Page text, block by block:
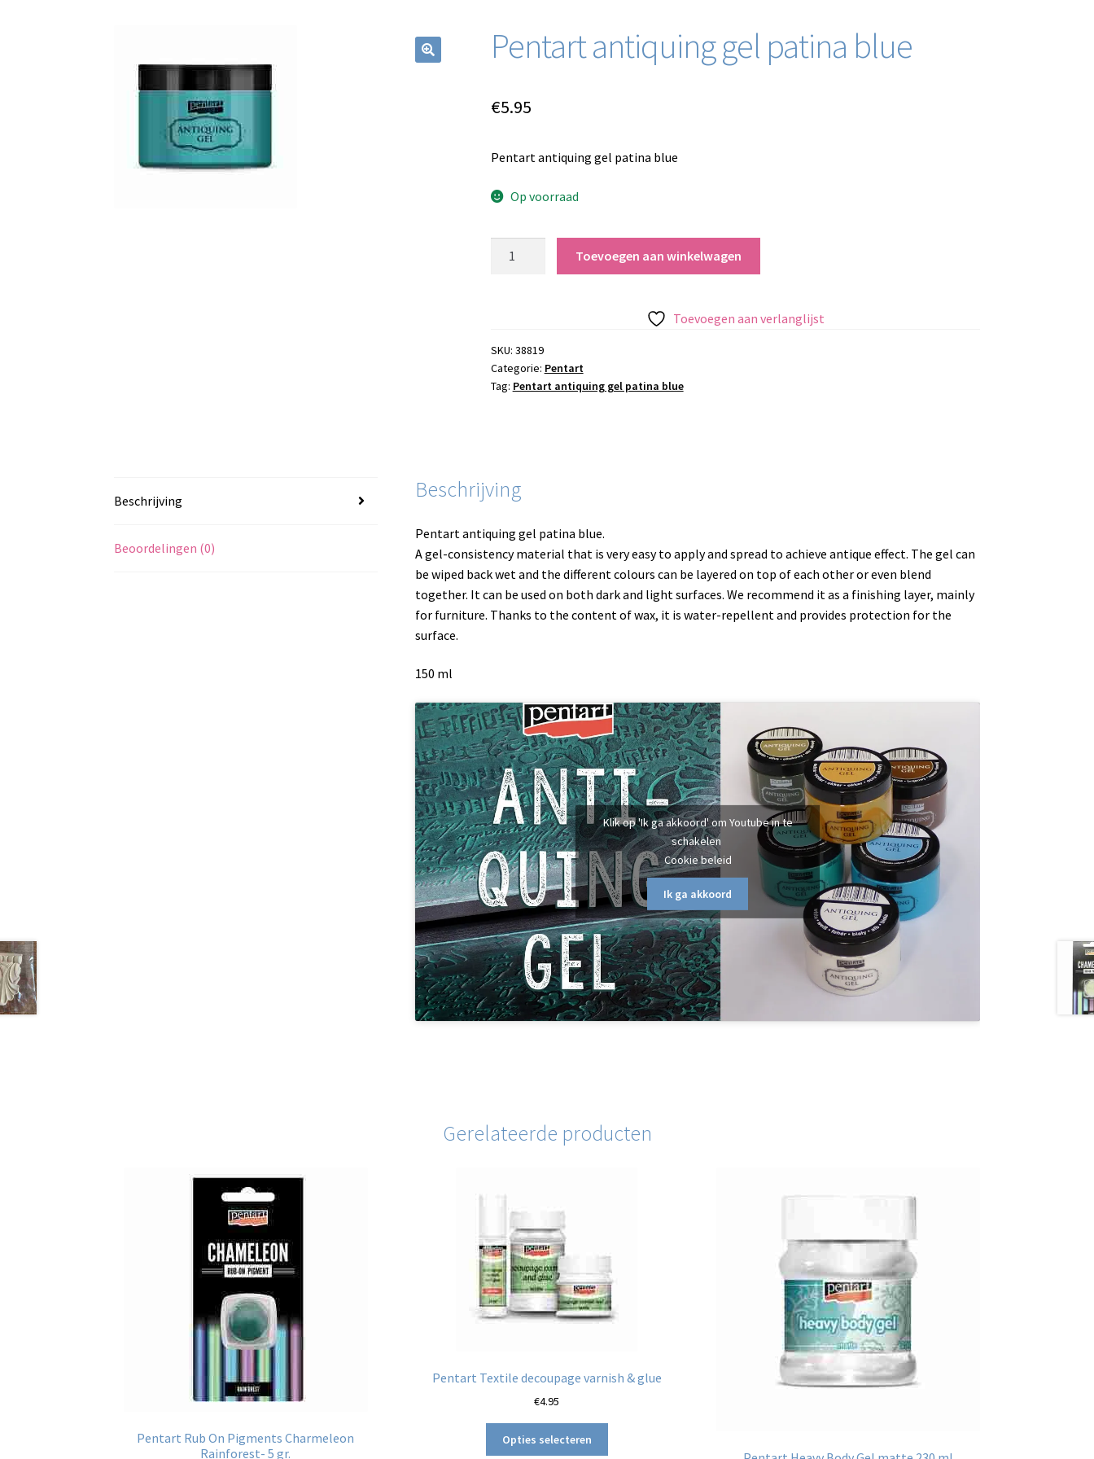
Pentart antiquing gel patina blue
€5.95
Pentart antiquing gel patina blue
Op voorraad
aantal
Toevoegen aan winkelwagen
Toevoegen aan verlanglijst
SKU: 38819
Categorie: Pentart
Tag: Pentart antiquing gel patina blue
Beschrijving
Beoordelingen (0)
Beschrijving
Pentart antiquing gel patina blue.
A gel-consistency material that is very easy to apply and spread to achieve antique effect. The gel can
be wiped back wet and the different colours can be layered on top of each other or even blend
together. It can be used on both dark and light surfaces. We recommend it as a finishing layer, mainly
for furniture. Thanks to the content of wax, it is water-repellent and provides protection for the
surface.
150 ml
Klik op 'Ik ga akkoord' om Youtube in te
schakelen
Cookie beleid
Ik ga akkoord
Gerelateerde producten
Pentart Rub On Pigments Charmeleon
Rainforest- 5 gr.
Pentart Textile decoupage varnish & glue
€4.95
Opties selecteren